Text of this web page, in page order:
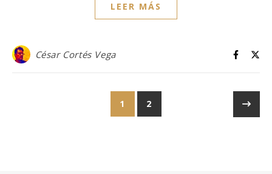
LEER MÁS
César Cortés Vega
1 2